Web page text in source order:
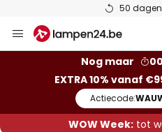
50
naar
Nog maar
EXTRA 10% vanaf
Actiecode:
WOW Week:tot